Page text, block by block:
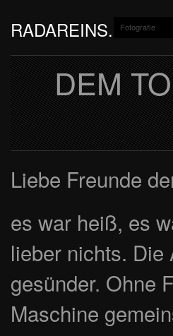
RADAREINS.DE Ein
Fotografie
DEM
Liebe Freunde
es war heiß, es
lieber nichts.
gesünder. Ohne
Maschine